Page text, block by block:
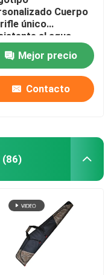
arco
del tiro al arco
portátil
Cuerpo
único
al agua
de arma a prueba
Mejor precio
Contacto
(86)